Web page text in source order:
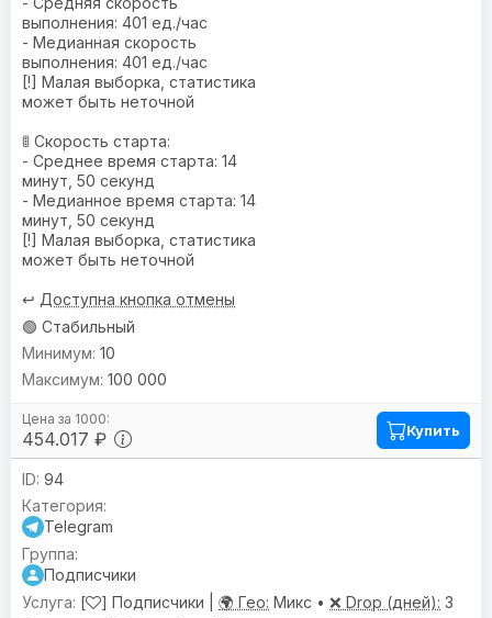
выполнения: 401 ед./час
- Медианная скорость
выполнения: 401 ед./час
[!] Малая выборка, статистика
может быть неточной
🚦 Скорость старта:
- Среднее время старта: 14
минут, 50 секунд
- Медианное время старта: 14
минут, 50 секунд
[!] Малая выборка, статистика
может быть неточной
↩️ Доступна кнопка отмены
🟢 Стабильный
454.017 ₽
10
100 000
Купить
94
Telegram
Подписчики
[
] Подписчики | 🌍 Гео: Микс • ❌ Drop (дней): 3